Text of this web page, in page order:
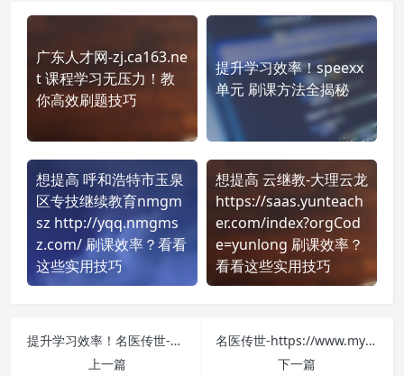
广东人才网-zj.ca163.ne
t 课程学习无压力！教
你高效刷题技巧
提升学习效率！speexx
单元 刷课方法全揭秘
想提高 呼和浩特市玉泉
区专技继续教育nmgm
sz http://yqq.nmgms
z.com/ 刷课效率？看看
这些实用技巧
想提高 云继教-大理云龙
https://saas.yunteach
er.com/index?orgCod
e=yunlong 刷课效率？
看看这些实用技巧
提升学习效率！名医传世-证书培训-https://www.mycs.cn/ 刷课方法全揭秘
上一篇
名医传世-https://www.mycs.cn/ 课程学习无压力！教你高效刷题技巧
下一篇